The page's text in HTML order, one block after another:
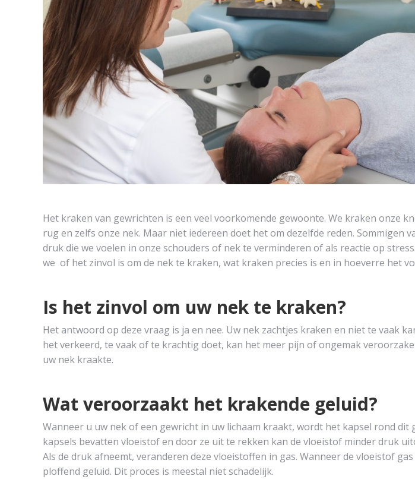
Het kraken van gewrichten is een veel voorkomende gewoonte. We kraken onze
rug en zelfs onze nek. Maar niet iedereen doet het om dezelfde reden. Sommigen
druk die we voelen in onze schouders of nek te verminderen of als reactie op
we of het zinvol is om de nek te kraken, wat kraken precies is en in hoeverre het
Is het zinvol om uw nek te kraken?
Het antwoord op deze vraag is ja en nee. Uw nek zachtjes kraken en niet te vaak
het verkeerd, te vaak of te krachtig doet, kan het meer pijn of ongemak
uw nek kraakte.
Wat veroorzaakt het krakende geluid?
Wanneer u uw nek of een gewricht in uw lichaam kraakt, wordt het kapsel rond dit
kapsels bevatten vloeistof en door ze uit te rekken kan de vloeistof minder druk
Als de druk afneemt, veranderen deze vloeistoffen in gas. Wanneer de vloeistof
ploffend geluid. Dit proces is meestal niet schadelijk.